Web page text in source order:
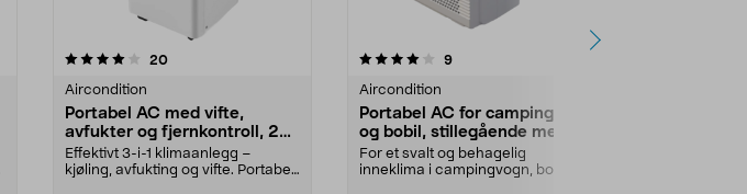
20anmeldelser
Aircondition
Portabel AC med vifte,
avfukter og fjernkontroll, 20
m2
Effektivt 3-i-1 klimaanlegg –
kjøling, avfukting og vifte. Portabelt
4.0 av 5 stjerner 9anmeldelser
Aircondition
Portabel AC for campingvogn
og bobil, stillegående med
slange
For et svalt og behagelig
inneklima i campingvogn, bobil,
3.5 av 5 stjerner